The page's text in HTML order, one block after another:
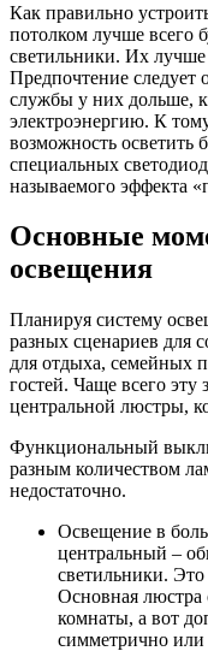
Как правильно
потолком лучше всего
светильники. Их лучше
Предпочтение следует
службы у них дольше,
электроэнергию. К
возможность
специальных
называемого эффекта
Основные
освещения
Планируя систему
разных сценариев для
для отдыха, семейных
гостей. Чаще всего
центральной люстры,
Функциональный
разным количеством
недостаточно.
Освещение в
центральный –
светильники.
Основная люстра
комнаты, а вот
симметрично или